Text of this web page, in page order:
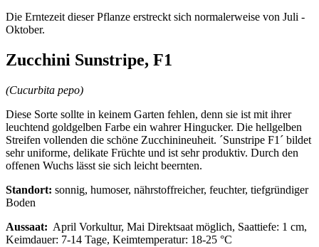
Die Erntezeit dieser Pflanze erstreckt sich normalerweise von Juli -
Oktober.
Zucchini Sunstripe, F1
(Cucurbita pepo)
Diese Sorte sollte in keinem Garten fehlen, denn sie ist mit ihrer
leuchtend goldgelben Farbe ein wahrer Hingucker. Die hellgelben
Streifen vollenden die schöne Zucchinineuheit. ´Sunstripe F1´ bildet
sehr uniforme, delikate Früchte und ist sehr produktiv. Durch den
offenen Wuchs lässt sie sich leicht beernten.
Standort: sonnig, humoser, nährstoffreicher, feuchter, tiefgründiger
Boden
Aussaat: April Vorkultur, Mai Direktsaat möglich, Saattiefe: 1 cm,
Keimdauer: 7-14 Tage, Keimtemperatur: 18-25 °C